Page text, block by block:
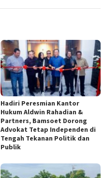
Hadiri Peresmian Kantor
Hukum Aldwin Rahadian &
Partners, Bamsoet Dorong
Advokat Tetap Independen di
Tengah Tekanan Politik dan
Publik